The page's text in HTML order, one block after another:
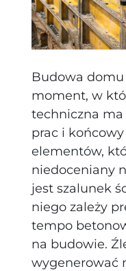
Budowa
moment, w
techniczna ma
prac i
elementów,
niedoceniany
jest szalunek
niego zależy
tempo
na budowie.
wygenerować